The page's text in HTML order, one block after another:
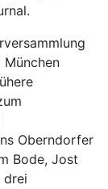
Oberndorfer
Bode, Jost
drei